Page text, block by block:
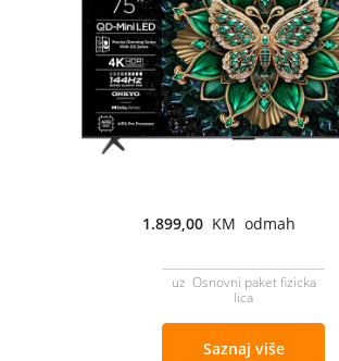
1.899,00 KM odmah
uz Osnovni paket fizicka
lica
Saznaj više